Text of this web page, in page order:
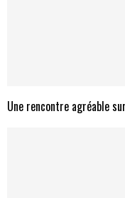
Une rencontre agréable